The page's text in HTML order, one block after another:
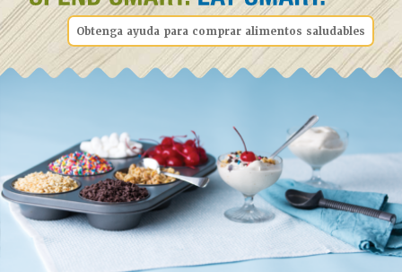
Obtenga ayuda para comprar alimentos saludables